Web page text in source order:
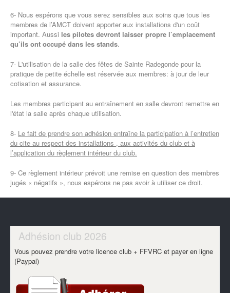
6- Nous espérons que vous serez sensibles aux soins que tous les
membres de l’AMCT doivent apporter aux installations d'un coût
important. Aussi les pilotes devront laisser propre l’emplacement
qu’ils ont occupé dans les stands.
7- L'utilisation de la salle des fêtes de Sainte Radegonde pour la
pratique de petite échelle est réservée aux membres: à jour de leur
cotisation et assurance.
Les membres participant au entraînement en salle devront remettre en
l'état la salle après chaque utilisation.
8- Le fait de prendre son adhésion entraîne la participation à l’entretien
du cite au respect des installations , aux activités du club et à
l’application du règlement intérieur du club.
9- Ce règlement intérieur prévoit une remise en question des membres
jugés « négatifs », nous espérons ne pas avoir à utiliser ce droit.
Adhésion club 2026
Vous pouvez prendre votre licence club + FFVRC et payer en ligne
(Paypal)